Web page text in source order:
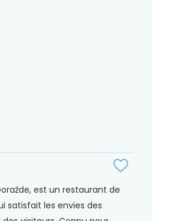
est un restaurant de
satisfait les envies des